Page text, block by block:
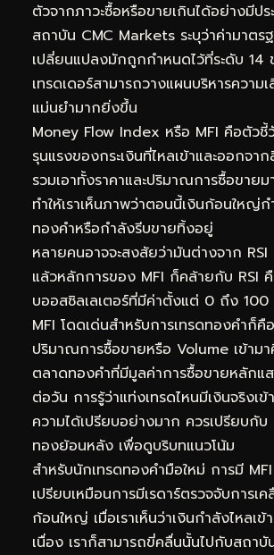
ตัวจากภาวะซื้อหรือขายเกินได้อย่างมีป
สถาบัน CMC Markets ระบุว่าค่ามาตร
เปลี่ยนแปลงมักถูกกำหนดไว้ที่ระดับ 14
เทรดเดอร์สามารถวางแผนบริหารความ
แม่นยำมากยิ่งขึ้น
Money Flow Index หรือ MFI คือตัวชี้
รุนแรงของกระเงินที่ไหลเข้าและออกจา
รวมเอาทั้งราคาและปริมาณการซื้อขาย
ทำให้เราเห็นภาพว่าตอนนี้เงินก้อนใหญ่ก
ทองคำหรือกำลังรีบขายทิ้งอยู่
หลายคนอาจจะสงสัยว่ามันต่างจาก
แล้วหลักการของ MFI ก็คล้ายกับ RSI
บออสซิลเลเตอร์ที่มีค่าตั้งแต่ 0 ถึง 100
MFI โดดเด่นสำหรับการเทรดทองคำก็คื
ปริมาณการซื้อขายหรือ Volume เข้าม
ตลาดทองคำที่มีมูลค่าการซื้อขายหลักแ
ต่อวัน การรู้ว่าแท่งเทรดไหนมีเงินจริงเข้
ความได้เปรียบอย่างมาก ควรเปรียบกับ
ทองย้อนหลัง เพื่อดูบริบทแนวโน้ม
สำหรับนักเทรดทองคำมือใหม่ การมี
เปรียบเหมือนการมีเรดาร์ตรวจจับการเ
ก้อนใหญ่ เมื่อเราเห็นว่าเงินกำลังไหลเ
เนื่อง เราก็สามารถขี่คลื่นนั้นไปกับสถาบั